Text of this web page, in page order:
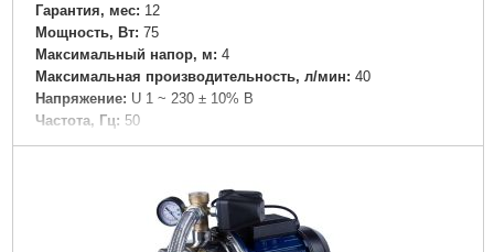
Гарантия, мес: 12
Мощность, Вт: 75
Максимальный напор, м: 4
Максимальная производительность, л/мин: 40
Напряжение: U 1 ~ 230 ± 10% В
Частота, Гц: 50
Вал двигателя: Керамика
Обмотка статора двигателя: Медь
Н
IP44